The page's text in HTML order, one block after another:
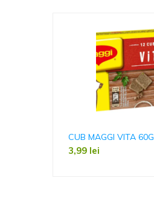
CUB MAGGI VITA 60G
3,99 lei